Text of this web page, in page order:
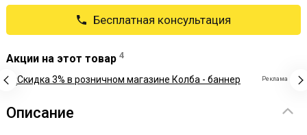
Бесплатная консультация
Акции на этот товар 4
Реклама
Описание